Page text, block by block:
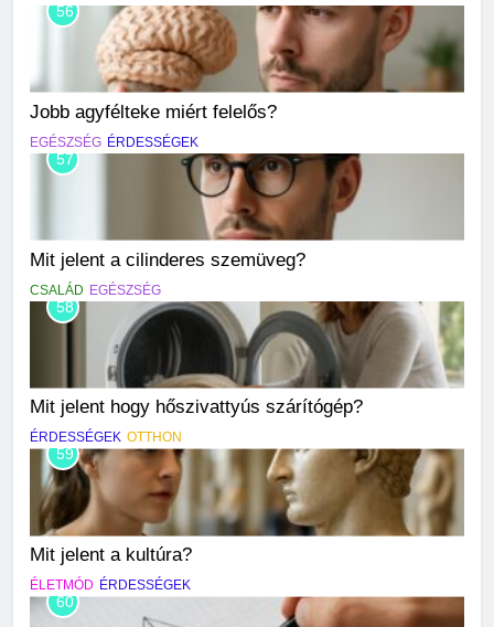
56
Jobb agyfélteke miért felelős?
EGÉSZSÉG ÉRDESSÉGEK
57
Mit jelent a cilinderes szemüveg?
CSALÁD EGÉSZSÉG
58
Mit jelent hogy hőszivattyús szárítógép?
ÉRDESSÉGEK OTTHON
59
Mit jelent a kultúra?
ÉLETMÓD ÉRDESSÉGEK
60